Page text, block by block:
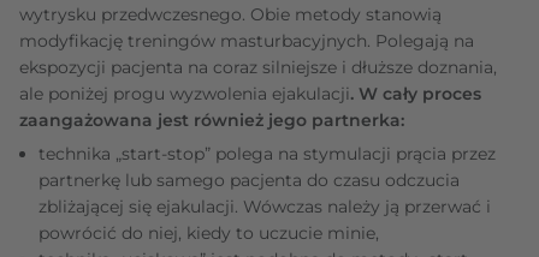
wytrysku przedwczesnego. Obie metody stanowią
modyfikację treningów masturbacyjnych. Polegają na
ekspozycji pacjenta na coraz silniejsze i dłuższe doznania,
ale poniżej progu wyzwolenia ejakulacji. W cały proces
zaangażowana jest również jego partnerka:
technika „start-stop” polega na stymulacji prącia przez
partnerkę lub samego pacjenta do czasu odczucia
zbliżającej się ejakulacji. Wówczas należy ją przerwać i
powrócić do niej, kiedy to uczucie minie,